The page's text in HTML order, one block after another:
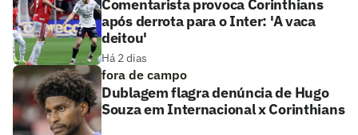
Comentarista provoca Corinthians
após derrota para o Inter: 'A vaca
deitou'
Há 2 dias
fora de campo
Dublagem flagra denúncia de Hugo
Souza em Internacional x Corinthians